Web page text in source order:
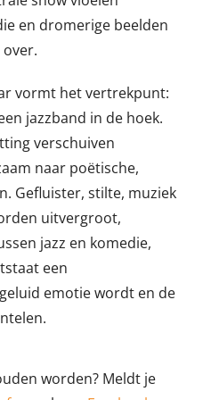
en dromerige beelden
vormt het vertrekpunt:
jazzband in de hoek.
verschuiven
naar poëtische,
Gefluister, stilte, muziek
uitvergroot,
jazz en komedie,
een
emotie wordt en de
worden? Meldt je